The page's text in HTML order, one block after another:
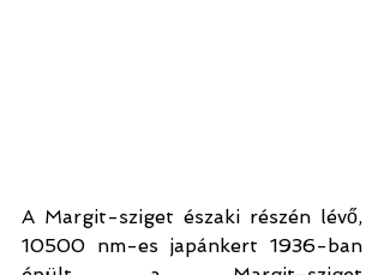
A Margit-sziget északi részén lévő,
10500 nm-es japánkert 1936-ban